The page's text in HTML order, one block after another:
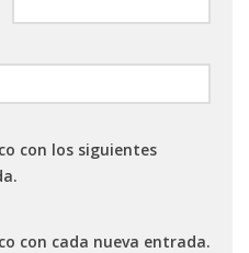
con los siguientes
con cada nueva entrada.